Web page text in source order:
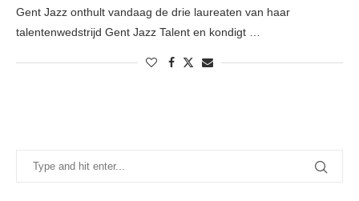
Gent Jazz onthult vandaag de drie laureaten van haar
talentenwedstrijd Gent Jazz Talent en kondigt …